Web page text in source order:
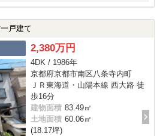
戸建て
2,380万円
4DK / 1986年
京都府京都市南区八条寺内町
ＪＲ東海道・山陽本線 西大路 徒
歩16分
建物面積 83.49㎡
土地面積 60.06㎡
(18.17坪)